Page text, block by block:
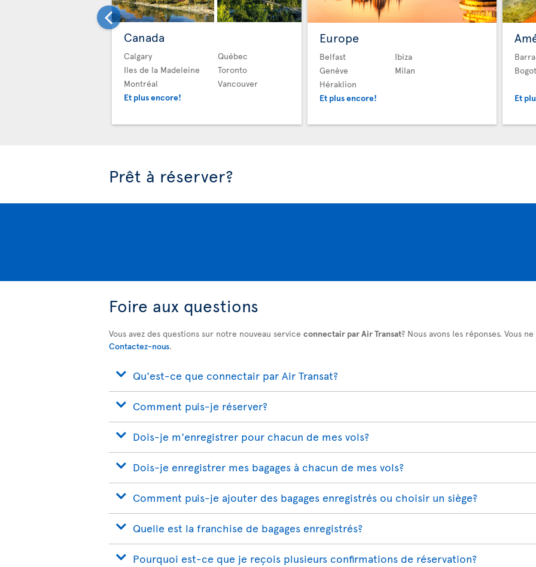
Canada
Calgary
Iles de la Madeleine
Montréal
Et plus encore!
Québec
Toronto
Vancouver
Europe
Belfast
Genève
Héraklion
Et plus encore!
Ibiza
Milan
Et
Prêt à réserver?
Foire aux questions
Vous avez des questions sur notre nouveau service connectair par Air Transat? Nous avons les réponses. Vous
Contactez-nous.
Qu'est-ce que connectair par Air Transat?
Comment puis-je réserver?
Dois-je m'enregistrer pour chacun de mes vols?
Dois-je enregistrer mes bagages à chacun de mes vols?
Comment puis-je ajouter des bagages enregistrés ou choisir un siège?
Quelle est la franchise de bagages enregistrés?
Pourquoi est-ce que je reçois plusieurs confirmations de réservation?